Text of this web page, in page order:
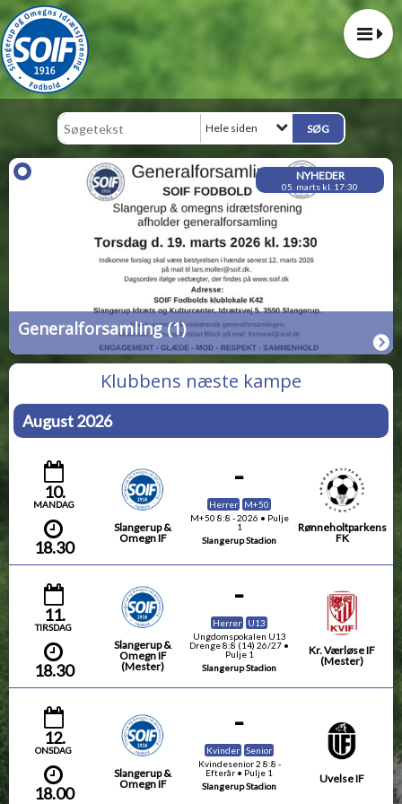
Hele siden
NYHEDER
05. marts kl. 17:30
Generalforsamling (1)
Klubbens næste kampe
August 2026
10.
MANDAG
18.30
Slangerup &
Omegn IF
-
Herrer
M+50
M+50 8:8 - 2026 • Pulje
1
Slangerup Stadion
Rønneholtparkens
FK
11.
TIRSDAG
18.30
Slangerup &
Omegn IF
(Mester)
-
Herrer
U13
Ungdomspokalen U13
Drenge 8:8 (14) 26/27 •
Pulje 1
Slangerup Stadion
Kr. Værløse IF
(Mester)
12.
ONSDAG
18.00
Slangerup &
Omegn IF
-
Kvinder Senior
Kvindesenior 2 8:8 -
Efterår • Pulje 1
Slangerup Stadion
Uvelse IF